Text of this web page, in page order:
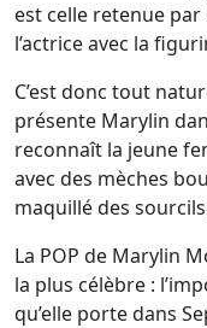
est celle retenue
l’actrice avec la
C’est donc tout
présente Marylin
reconnaît la jeune
avec des mèches
maquillé des
La POP de Marylin
la plus célèbre :
qu’elle porte dans